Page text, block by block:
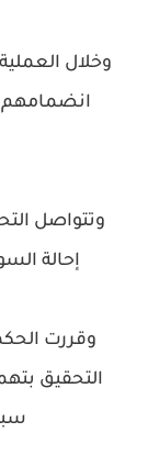
وتتواصل
إحالة
وقررت
التحقيق